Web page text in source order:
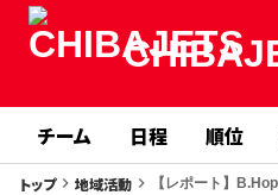
チーム 日程 順位
トップkeyboard_arrow_right 地域活動 keyboard_arrow_right 【レポート】